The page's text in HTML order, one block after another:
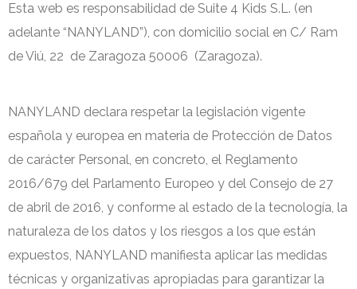
Esta web es responsabilidad de Suite 4 Kids S.L. (en
adelante “NANYLAND”), con domicilio social en C/ Ram
de Viú, 22 de Zaragoza 50006 (Zaragoza).
NANYLAND declara respetar la legislación vigente
española y europea en materia de Protección de Datos
de carácter Personal, en concreto, el Reglamento
2016/679 del Parlamento Europeo y del Consejo de 27
de abril de 2016, y conforme al estado de la tecnología, la
naturaleza de los datos y los riesgos a los que están
expuestos, NANYLAND manifiesta aplicar las medidas
técnicas y organizativas apropiadas para garantizar la